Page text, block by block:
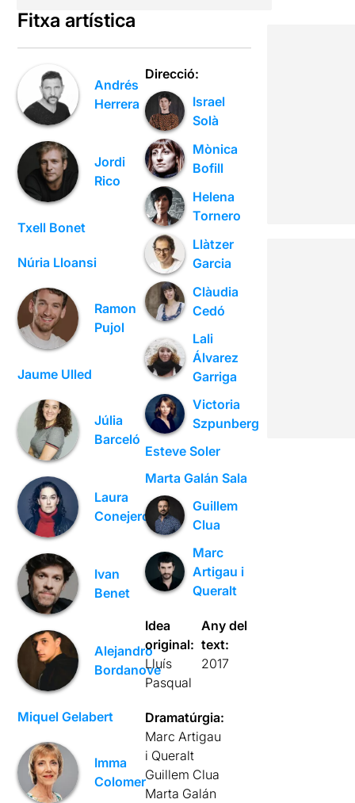
Fitxa artística
Andrés
Herrera
Jordi
Rico
Txell Bonet
Núria Lloansi
Ramon
Pujol
Jaume Ulled
Júlia
Barceló
Laura
Conejero
Ivan
Benet
Alejandro
Bordanove
Miquel Gelabert
Imma
Colomer
Direcció:
Israel
Solà
Mònica
Bofill
Helena
Tornero
Llàtzer
Garcia
Clàudia
Cedó
Lali
Álvarez
Garriga
Victoria
Szpunberg
Esteve Soler
Marta Galán Sala
Guillem
Clua
Marc
Artigau i
Queralt
Idea
original:
Lluís
Pasqual
Any del
text:
2017
Dramatúrgia:
Marc Artigau
i Queralt
Guillem Clua
Marta Galán